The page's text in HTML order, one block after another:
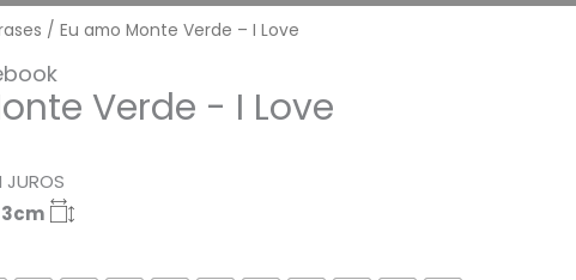
/ Eu amo Monte Verde – I Love
Verde - I Love
JUROS